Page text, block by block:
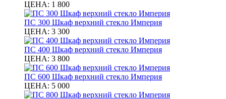
ЦЕНА: 1 800
ПС 300 Шкаф верхний стекло Империя
ЦЕНА: 3 300
ПС 400 Шкаф верхний стекло Империя
ЦЕНА: 3 800
ПС 600 Шкаф верхний стекло Империя
ЦЕНА: 5 000